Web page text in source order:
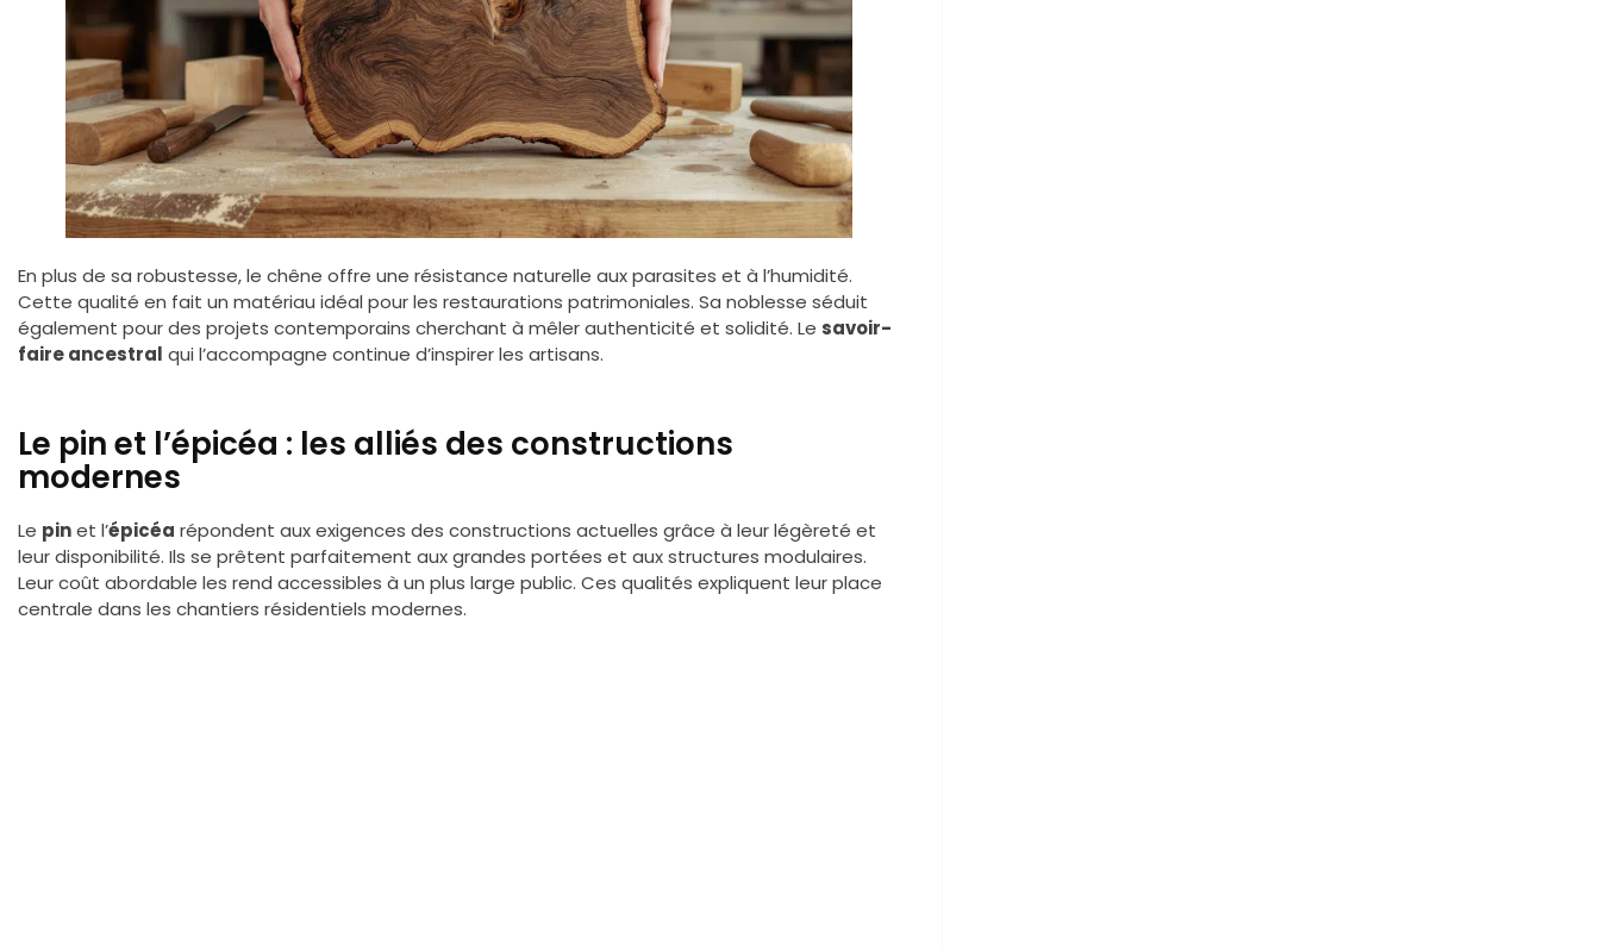
En plus de sa robustesse, le chêne offre une résistance naturelle aux parasites et à l’humidité.
Cette qualité en fait un matériau idéal pour les restaurations patrimoniales. Sa noblesse séduit
également pour des projets contemporains cherchant à mêler authenticité et solidité. Le savoir-
faire ancestral qui l’accompagne continue d’inspirer les artisans.
Le pin et l’épicéa : les alliés des constructions
modernes
Le pinet l’épicéa répondent aux exigences des constructions actuelles grâce à leur légèreté et
leur disponibilité. Ils se prêtent parfaitement aux grandes portées et aux structures modulaires.
Leur coût abordable les rend accessibles à un plus large public. Ces qualités expliquent leur place
centrale dans les chantiers résidentiels modernes.